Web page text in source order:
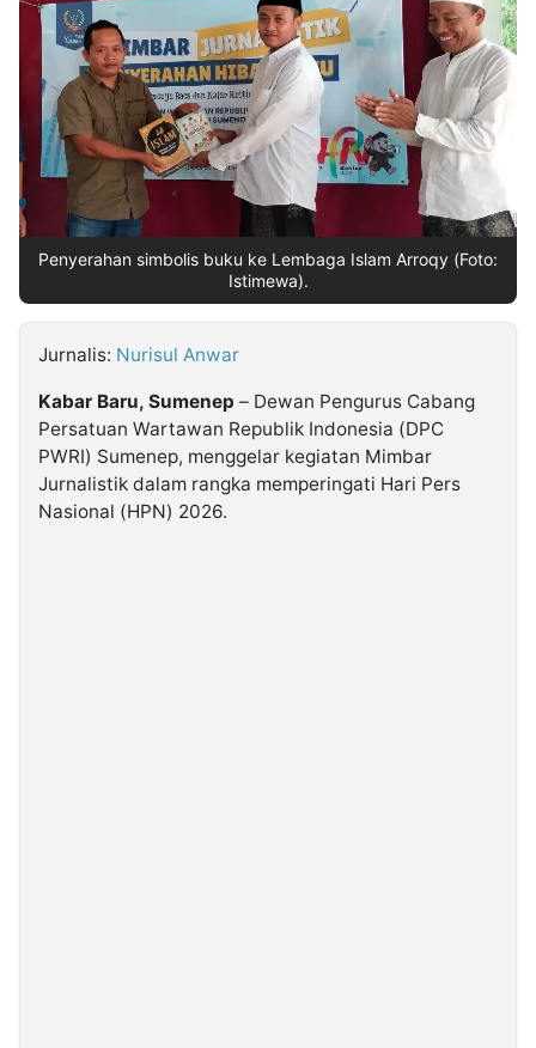
Partner
Insight
NTB
Suara
Time
Lens
IDN
Daily
Jogja
Jalan
Rakyat
Idealita
News
Kita
Notice
Dinamikapost.com
Radar
Baru
Seedbacklink
Follow
Kabarbaru
Kabarbaru.co
Penyerahan simbolis buku ke Lembaga Islam Arroqy (Foto:
Istimewa).
Jurnalis: Nurisul Anwar
Kabar Baru, Sumenep – Dewan Pengurus Cabang
Persatuan Wartawan Republik Indonesia (DPC
PWRI) Sumenep, menggelar kegiatan Mimbar
Jurnalistik dalam rangka memperingati Hari Pers
Nasional (HPN) 2026.